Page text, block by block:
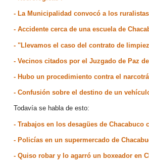
- La Municipalidad convocó a los
- Accidente cerca de una escuela de
- "Llevamos el caso del contrato de
- Vecinos citados por el Juzgado de Paz
- Hubo un procedimiento contra el
- Confusión sobre el destino de un
Todavía se habla de esto:
- Trabajos en los desagües de Chacabuco
- Policías en un supermercado de
- Quiso robar y lo agarró un boxeador en